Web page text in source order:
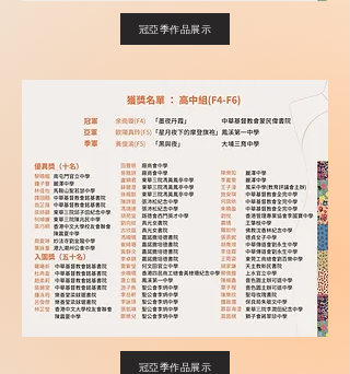
冠亞季作品展示
冠亞季作品展示